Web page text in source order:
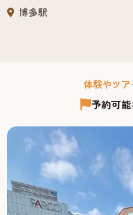
博多駅
体験やツ
予約可